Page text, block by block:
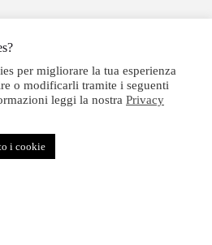
GROUP SRL - Web
- P.IVA 04550820239
per migliorare la tua esperienza
o modificarli tramite i seguenti
leggi la nostra Privacy
i cookie